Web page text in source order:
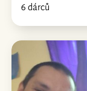
6 dárců